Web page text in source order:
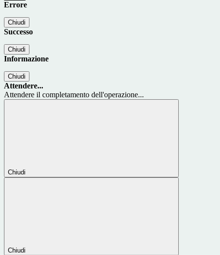
Errore
Chiudi
Successo
Chiudi
Informazione
Chiudi
Attendere...
Attendere il completamento dell'operazione...
Chiudi
Chiudi